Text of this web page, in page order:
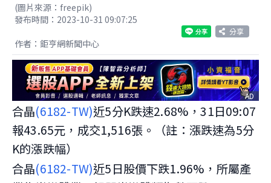
(圖片來源：freepik)
發布時間：2023-10-31 09:07:25
分享
作者：鉅亨網新聞中心
AD
合晶(6182-TW)近5分K跌速2.68%，31日09:07
報43.65元，成交1,516張。（註：漲跌速為5分
K的漲跌幅）
合晶(6182-TW)近5日股價下跌1.96%，所屬產